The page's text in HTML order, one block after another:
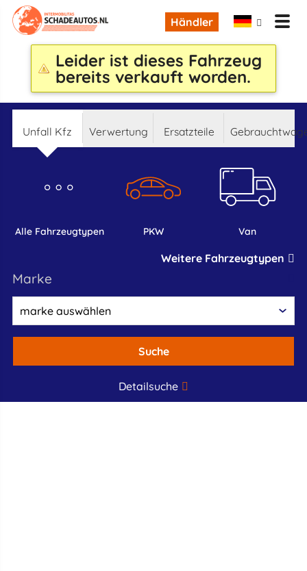
Händler
Leider ist dieses Fahrzeug
bereits verkauft worden.
Unfall Kfz Verwertung Ersatzteile
alle Fahrzeugtypen PKW Van
Weitere Fahrzeugtypen
marke
Suche
Detailsuche